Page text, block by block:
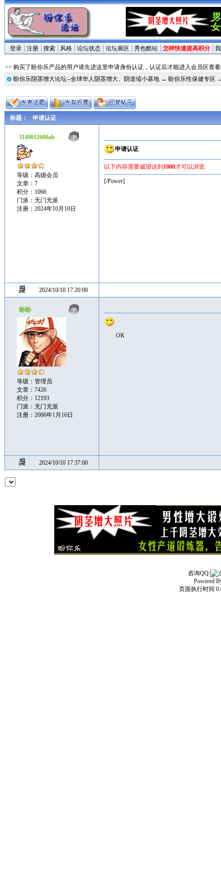
登录 注册 搜索 风格 论坛状态 论坛展区 秀色酷站 怎样快速提高积分
>> 购买了盼你乐产品的用户请先进这里申请身份认证，认证后才能进入会员区查
盼你乐阴茎增大论坛--全球华人阴茎增大、阴道缩小基地→ 盼你乐性保健专区
标题： 申请认证
1149012600ab
等级：高级会员
文章：7
积分：1066
门派：无门无派
注册：2024年10月10日
申请认证
以下内容需要威望达到 1000才可以浏览
[/Power]
2024/10/10 17:20:00
盼盼
等级：管理员
文章：7426
积分：12193
门派：无门无派
注册：2006年1月16日
OK
2024/10/10 17:37:00
咨询QQ:
Powered
页面执行时间